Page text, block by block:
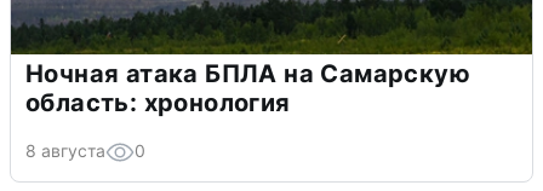
Ночная атака БПЛА на Самарскую
область: хронология
8 августа 0